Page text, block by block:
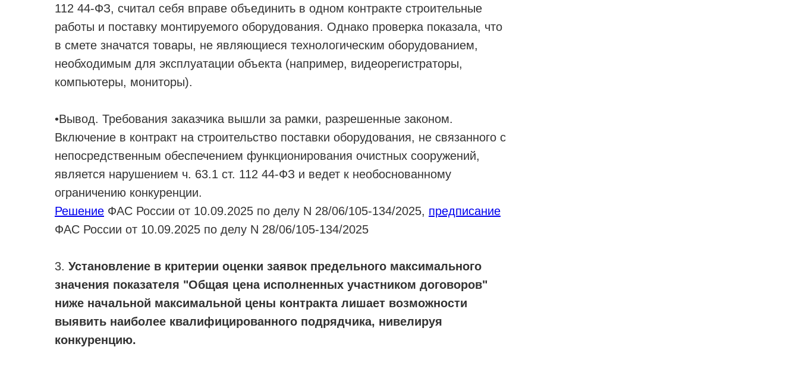
112 44-ФЗ, считал себя вправе объединить в одном контракте строительные
работы и поставку монтируемого оборудования. Однако проверка показала, что
в смете значатся товары, не являющиеся технологическим оборудованием,
необходимым для эксплуатации объекта (например, видеорегистраторы,
компьютеры, мониторы).
•Вывод. Требования заказчика вышли за рамки, разрешенные законом.
Включение в контракт на строительство поставки оборудования, не связанного с
непосредственным обеспечением функционирования очистных сооружений,
является нарушением ч. 63.1 ст. 112 44-ФЗ и ведет к необоснованному
ограничению конкуренции.
Решение ФАС России от 10.09.2025 по делу N 28/06/105-134/2025, предписание
ФАС России от 10.09.2025 по делу N 28/06/105-134/2025
3. Установление в критерии оценки заявок предельного максимального
значения показателя "Общая цена исполненных участником договоров"
ниже начальной максимальной цены контракта лишает возможности
выявить наиболее квалифицированного подрядчика, нивелируя
конкуренцию.